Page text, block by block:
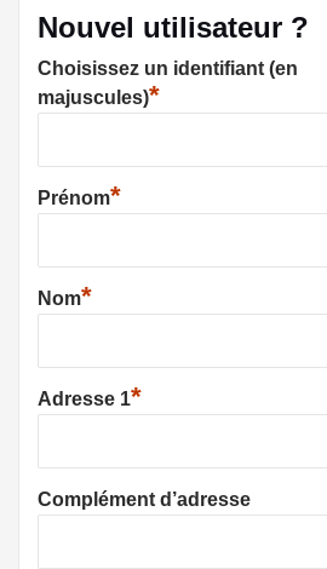
Nouvel utilisateur ?
Choisissez un identifiant (en
majuscules)*
Prénom*
Nom*
Adresse 1*
Complément d’adresse